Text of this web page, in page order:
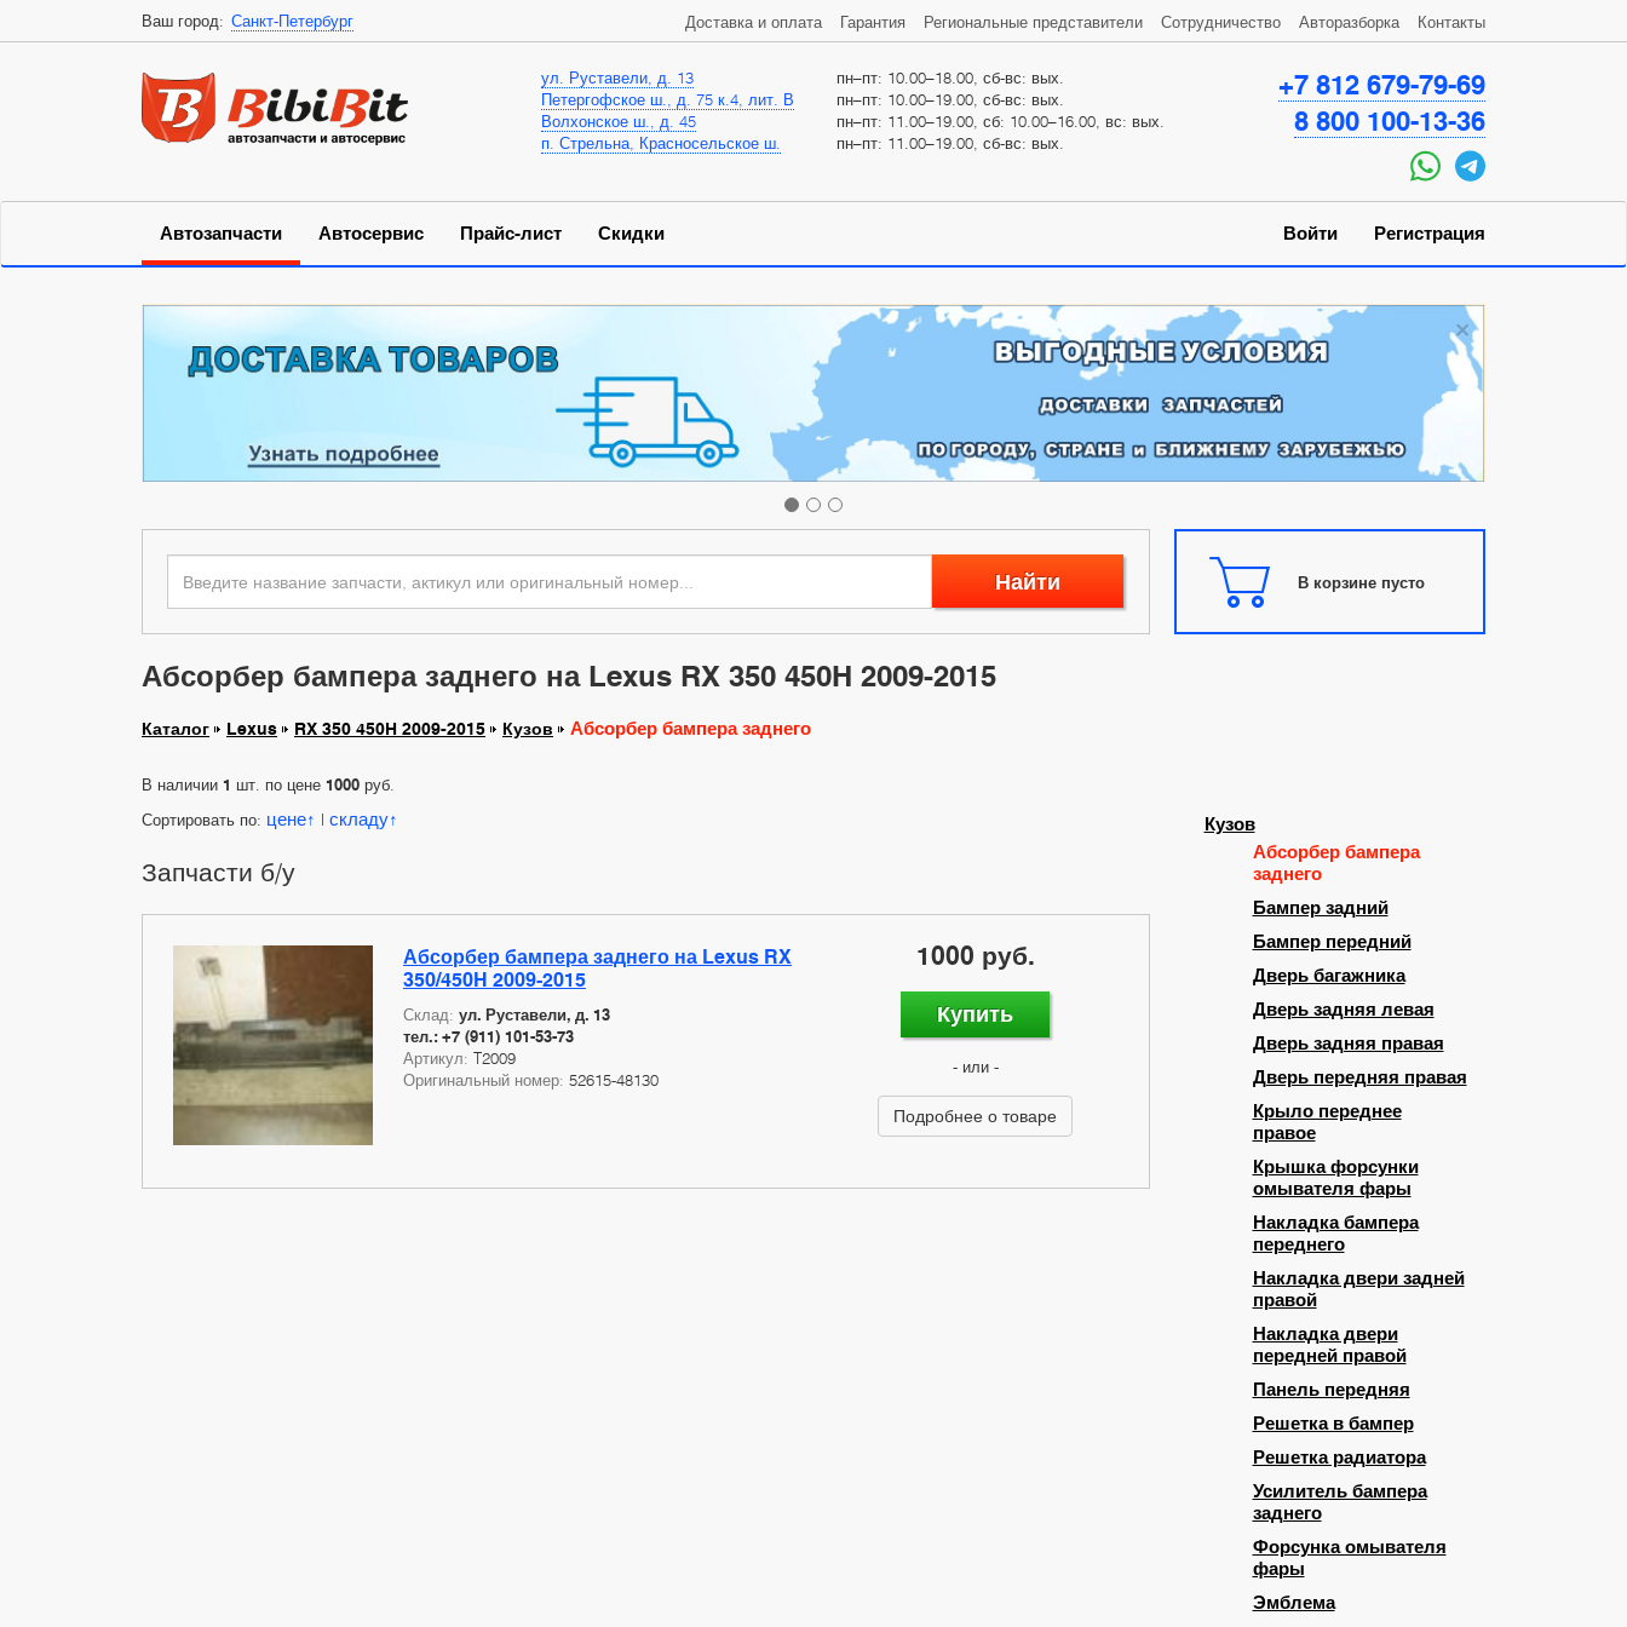
Ваш город: Санкт-Петербург
ул. Руставели, д. 13
пн–пт: 10.00–18.00, сб-вс: вых.
Петергофское ш., д. 75 к.4, лит. В
пн–пт: 10.00–19.00, сб-вс: вых.
Волхонское ш., д. 45
пн–пт: 11.00–19.00, сб: 10.00–16.00, вс: вых.
п. Стрельна, Красносельское ш.
пн–пт: 11.00–19.00, сб-вс: вых.
+7 812 679-79-69
8 800 100-13-36
Автозапчасти Автосервис Прайс-лист Скидки
Доставка и оплата Гарантия Региональные представители Сотрудничество Авторазборка Контакты
Войти Регистрация
×
Найти В корзине пусто
Абсорбер бампера заднего на Lexus RX 350 450H 2009-2015
Каталог Lexus RX 350 450H 2009-2015 Кузов Абсорбер бампера заднего
В наличии 1 шт. по цене 1000 руб.
Сортировать по: цене | складу
Запчасти б/у
Абсорбер бампера заднего на Lexus RX
350/450H 2009-2015
Склад: ул. Руставели, д. 13
тел.: +7 (911) 101-53-73
Артикул: T2009
Оригинальный номер: 52615-48130
1000 руб.
Купить
- или -
Подробнее о товаре
Кузов
Абсорбер бампера
заднего
Бампер задний
Бампер передний
Дверь багажника
Дверь задняя левая
Дверь задняя правая
Дверь передняя правая
Крыло переднее
правое
Крышка форсунки
омывателя фары
Накладка бампера
переднего
Накладка двери задней
правой
Накладка двери
передней правой
Панель передняя
Решетка в бампер
Решетка радиатора
Усилитель бампера
заднего
Форсунка омывателя
фары
Эмблема